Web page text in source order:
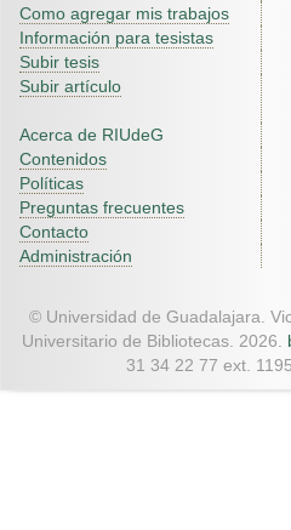
Como agregar mis trabajos
Información para tesistas
Subir tesis
Subir artículo
Acerca de RIUdeG
Contenidos
Políticas
Preguntas frecuentes
Contacto
Administración
© Universidad de Guadalajara.
Universitario de Bibliotecas. 2026.
31 34 22 77 ext.